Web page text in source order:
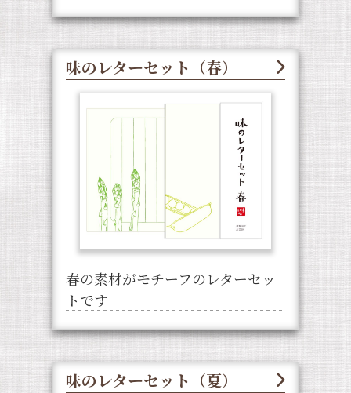
味のレターセット（春）
春の素材がモチーフのレターセッ
トです
味のレターセット（夏）